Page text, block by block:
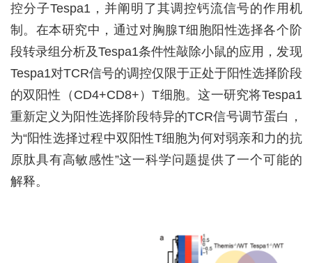
控分子Tespa1，并阐明了其调控钙流信号的作用机
制。在本研究中，通过对胸腺T细胞阳性选择各个阶
段转录组分析及Tespa1条件性敲除小鼠的应用，发现
Tespa1对TCR信号的调控仅限于正处于阳性选择阶段
的双阳性（CD4+CD8+）T细胞。这一研究将Tespa1
重新定义为阳性选择阶段特异的TCR信号调节蛋白，
为“阳性选择过程中双阳性T细胞为何对弱亲和力的抗
原肽具有高敏感性”这一科学问题提供了一个可能的
解释。